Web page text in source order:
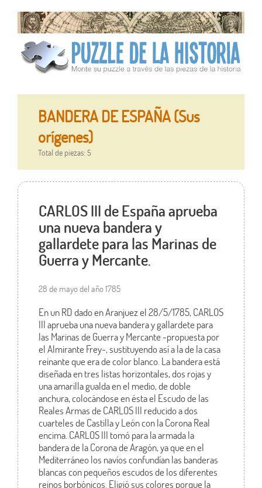
BANDERA DE ESPAÑA (Sus
orígenes)
Total de piezas: 5
CARLOS III de España aprueba
una nueva bandera y
gallardete para las Marinas de
Guerra y Mercante.
28 de mayo del año 1785
En un RD dado en Aranjuez el 28/5/1785, CARLOS
III aprueba una nueva bandera y gallardete para
las Marinas de Guerra y Mercante -propuesta por
el Almirante Frey-, sustituyendo así a la de la casa
reinante que era de color blanco. La bandera está
diseñada en tres listas horizontales, dos rojas y
una amarilla gualda en el medio, de doble
anchura, colocándose en ésta el Escudo de las
Reales Armas de CARLOS III reducido a dos
cuarteles de Castilla y León con la Corona Real
encima. CARLOS III tomó para la armada la
bandera de la Corona de Aragón, ya que en el
Mediterráneo los navíos confundían las banderas
blancas con pequeños escudos de los diferentes
reinos borbónicos. Eligió sus colores porque la